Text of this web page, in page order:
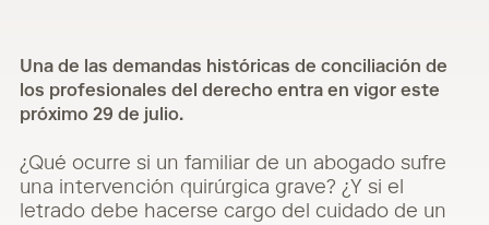
Una de las demandas históricas de conciliación de
los profesionales del derecho entra en vigor este
próximo 29 de julio.
¿Qué ocurre si un familiar de un abogado sufre
una intervención quirúrgica grave? ¿Y si el
letrado debe hacerse cargo del cuidado de un